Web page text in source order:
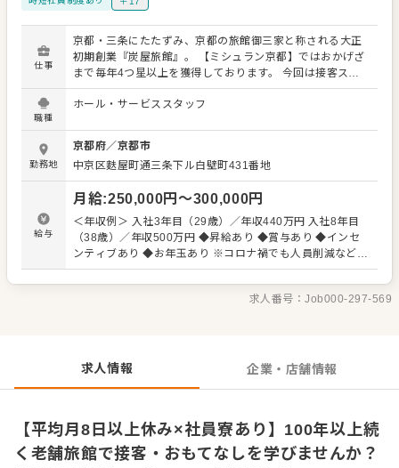
仕事
京都・三条にたたずみ、京都の旅館御三家と称される大正
初期創業『炭屋旅館』。 【ミシュラン京都】ではおかげざ
まで毎年4つ星以上を獲得しております。 今回は接客スタ
ッフを募集。 京都の伝統や歴史を感じながら、「サービ
ス」の真髄を是非学んでください。 炭屋でこれから積んで
ることでしょう。 【具体的な仕事内容】 お任せするのは接
客サービス全般。和装でのお仕事です。 お客様のお迎え・
お部屋へのご案内、お料理やお飲み物のご提供などをお願
いします。 季節ごとで変わる食材や料理をご紹介したり、
料理に合うお酒を提案するなど、お客様との楽しい会話を
心がけながら、ご満足いただけるサービスをめざしていき
ましょう。 当館を訪れるお客様の中には、政財界の要人や
芸能関係者の方、海外の富裕層など、炭屋だからこそ出会
ができる環境です。 「茶の湯の心」を大切に。 当館では毎
月7日と17日にお客様を茶室にお迎えする習わしがござい
式動画を是非ご覧ください↓
https://www.youtube.com/watch?v=SmskLawRR1s
職種
ホール・サービススタッフ
勤務地
京都府／京都市
中京区麩屋町通三条下ル白壁町431番地
給与
月給:250,000円〜300,000円
＜年収例＞ 入社3年目（29歳）／年収440万円 入社8年目
（38歳）／年収500万円 ◆昇給あり ◆賞与あり ◆インセ
ンティブあり ◆お年玉あり ※コロナ禍でも人員削減などは
一切なく、給与も満額支給。 ※試用期間2～3カ月（能力に
より期間変動あり、待遇の変動なし） ※給与は経験・能力
を考慮して決定します ※未経験の方は月給20万円～ ◎清掃
求人番号：Job000-297-569
求人情報 企業・店舗情報
【平均月8日以上休み×社員寮あり】100年以上続
く老舗旅館で接客・おもてなしを学びませんか？